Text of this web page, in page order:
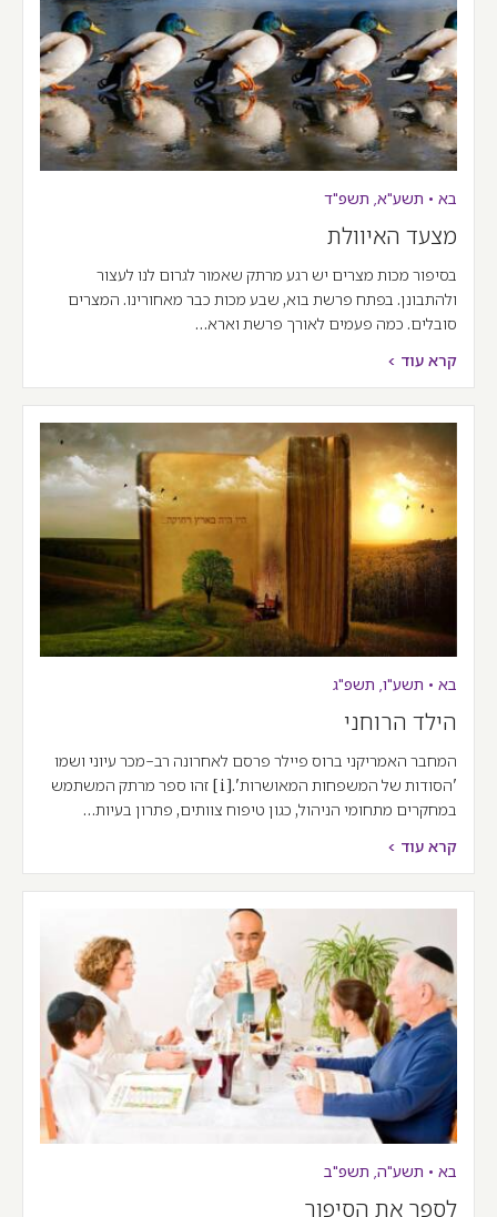
בא • תשע"א תשפ"ד
מצעד האיוולת
בסיפור מכות מצרים יש רגע מרתק שאמור לגרום לנו לעצור
ולהתבונן. בפתח פרשת בוא, שבע מכות כבר מאחורינו. המצרים
סובלים. כמה פעמים לאורך פרשת וארא…
קרא עוד >
בא • תשע"ו, תשפ"ג
הילד הרוחני
המחבר האמריקני ברוס פיילר פרסם לאחרונה רב-מכר עיוני ושמו
'הסודות של המשפחות המאושרות'.[i] זהו ספר מרתק המשתמש
במחקרים מתחומי הניהול, כגון טיפוח צוותים, פתרון בעיות…
קרא עוד >
בא • תשע"ה תשפ"ב
לספר את הסיפור